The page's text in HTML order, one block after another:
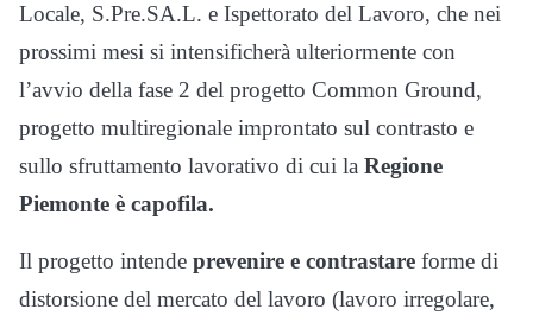
Locale, S.Pre.SA.L. e Ispettorato del Lavoro, che nei
prossimi mesi si intensificherà ulteriormente con
l’avvio della fase 2 del progetto Common Ground,
progetto multiregionale improntato sul contrasto e
sullo sfruttamento lavorativo di cui la Regione
Piemonte è capofila.
Il progetto intende prevenire e contrastare forme di
distorsione del mercato del lavoro (lavoro irregolare,